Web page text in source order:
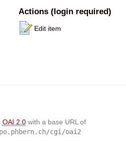
Actions (login required)
Edit item
OAI 2.0with a base URL of
cgi/oai2